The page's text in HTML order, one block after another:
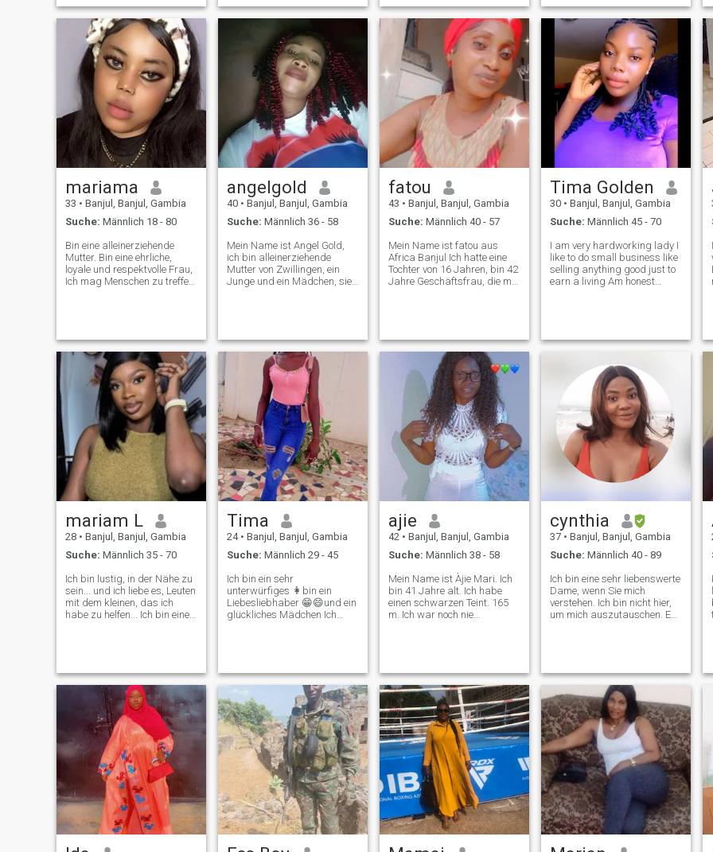
ehrliche, gottesfürchtige
Person, die eine Person
versteht bodenständig lese
ich gerne die Bibel, bete
gerne und gehe gerne an den
Strand um etwas relex zu
haben, höre ich gerne Musik
und schaue mir Filme an und
ich mag es seien Sie in der
Halle, danke, dass Sie sich
die Zeit genommen haben,
mein Profil zu lesen
gekochte Mahlzeiten
servieren. ich hoffe, jemanden
Rest meines Lebens
verbringen kann
oder weiß, das ist, was ich
Suche Ich bin bereit, sich
niederzulassen
please if you are here to
make fun
mariama
33 • Banjul, Banjul, Gambia
Suche: Männlich 18 - 80
Bin eine alleinerziehende
Mutter. Bin eine ehrliche,
loyale und respektvolle Frau,
Ich mag Menschen zu treffen.
zu sehen und Musik zu
hören. Mehr von allen, wenn
ich liebe, liebe ich für immer.
Danke 🥰
angelgold
40 • Banjul, Banjul, Gambia
Suche: Männlich 36 - 58
Mein Name ist Angel Gold,
ich bin alleinerziehende
Mutter von Zwillingen, ein
Junge und ein Mädchen, sie
gebe ihm meine
Unterstützung und meinen
Respekt. NO Sex Video
Chat!!\NA nur ein seriöser
Mann und ich bin nicht von
dieser Seite. viel Glück allen.
fatou
43 • Banjul, Banjul, Gambia
Suche: Männlich 40 - 57
Mein Name ist fatou aus
Africa Banjul Ich hatte eine
Tochter von 16 Jahren, bin 42
Jahre Geschäftsfrau, die mit
auch eine glückliche Frau. Ich
mag manchmal
Abendessen, gehe zum
Strand, Reise und oft auch
Tima Golden
30 • Banjul, Banjul, Gambia
Suche: Männlich 45 - 70
I am very hardworking lady I
like to do small business like
selling anything good just to
earn a living Am honest
peace of mind
mariam L
28 • Banjul, Banjul, Gambia
Suche: Männlich 35 - 70
Ich bin lustig, in der Nähe zu
sein... und ich liebe es, Leuten
mit dem kleinen, das ich
habe zu helfen... Ich bin eine
aber kein großer Fan von
Essen, ich bin spontan und
sehr optimistisch und auch
offen für Neues… Bitte bitten
Sie mich nicht, Ihnen meine
Nummer zu senden, wenn
Sie nicht mit der
Kommunikation Schritt
Tima
24 • Banjul, Banjul, Gambia
Suche: Männlich 29 - 45
Ich bin ein sehr
unterwürfiges 👩bin ein
Liebesliebhaber 😁😄und ein
glückliches Mädchen Ich
auf der Suche nach meinem
König 🤴 Baby Ich weiß,
dass du mich vermisst und
du auch irgendwo suchst
nach mir. Ich hoffe, wir haben
uns bald getroffen. Ich kann
es kaum erwarten, dich
kennenzulernen, mein Baby
Bobo🌹🌺🌸🤍💝💖🪭👩‍❤️‍👨. Ich
liebe es, selbstgemacht 🥘
und koche immer in der
Küche , und ich liebe es,🚖🛥️
🚁🏝️🏖️ mit meinem König 🤴
ajie
42 • Banjul, Banjul, Gambia
Suche: Männlich 38 - 58
Mein Name ist Àjie Mari. Ich
bin 41 Jahre alt. Ich habe
einen schwarzen Teint. 165
m. Ich war noch nie
bescheidenen Karrieremann
zu heiraten, der mich und ich
auch ihn beschimpfen wird.
Alter ist nicht mein Problem,
was wichtig ist, lass ihn
mich und ich liebe ihn, das
ist alles, was ich von ihm will.
Danke.
cynthia
37 • Banjul, Banjul, Gambia
Suche: Männlich 40 - 89
Ich bin eine sehr liebenswerte
Dame, wenn Sie mich
verstehen. Ich bin nicht hier,
um mich auszutauschen. Es
was ich will, ist wahre Liebe.
Jemand, der bereit ist, der
Liebe eine Chance zu geben.
Die Entfernung ist kein
Hindernis.